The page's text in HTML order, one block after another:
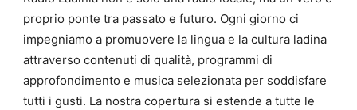
proprio ponte tra passato e futuro. Ogni giorno ci
impegniamo a promuovere la lingua e la cultura ladina
attraverso contenuti di qualità, programmi di
approfondimento e musica selezionata per soddisfare
tutti i gusti. La nostra copertura si estende a tutte le